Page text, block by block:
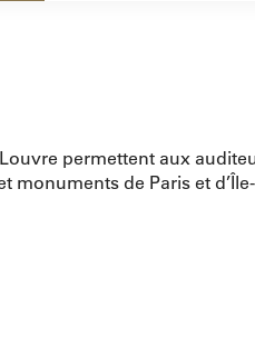
permettent aux
monuments de Paris et